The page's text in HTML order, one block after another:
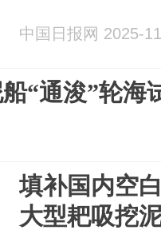
中国日报网 2025-
“通浚”轮海
填补国内空
大型耙吸挖